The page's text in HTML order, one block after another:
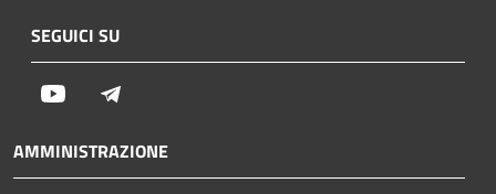
SEGUICI SU
Youtube
AMMINISTRAZIONE